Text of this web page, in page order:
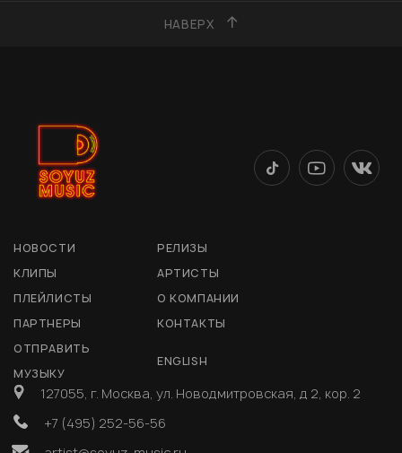
НАВЕРХ
НОВОСТИ
РЕЛИЗЫ
КЛИПЫ
АРТИСТЫ
ПЛЕЙЛИСТЫ
О КОМПАНИИ
ПАРТНЕРЫ
КОНТАКТЫ
ОТПРАВИТЬ
МУЗЫКУ
ENGLISH
127055, г. Москва, ул. Новодмитровская, д 2, кор. 2
+7 (495) 252-56-56